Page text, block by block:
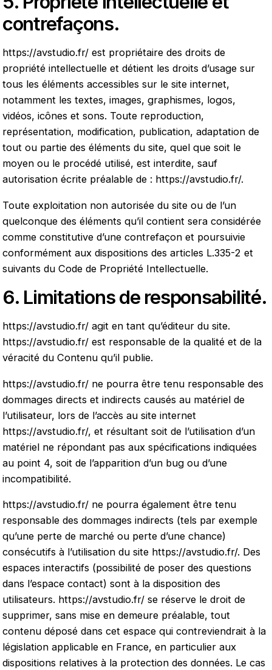
contrefaçons.
https://avstudio.fr/ est propriétaire des droits de
propriété intellectuelle et détient les droits d’usage sur
tous les éléments accessibles sur le site internet,
notamment les textes, images, graphismes, logos,
vidéos, icônes et sons. Toute reproduction,
représentation, modification, publication, adaptation de
tout ou partie des éléments du site, quel que soit le
moyen ou le procédé utilisé, est interdite, sauf
autorisation écrite préalable de : https://avstudio.fr/.
Toute exploitation non autorisée du site ou de l’un
quelconque des éléments qu’il contient sera considérée
comme constitutive d’une contrefaçon et poursuivie
conformément aux dispositions des articles L.335-2 et
suivants du Code de Propriété Intellectuelle.
6. Limitations de responsabilité.
https://avstudio.fr/ agit en tant qu’éditeur du site.
https://avstudio.fr/ est responsable de la qualité et de la
véracité du Contenu qu’il publie.
https://avstudio.fr/ ne pourra être tenu responsable des
dommages directs et indirects causés au matériel de
l’utilisateur, lors de l’accès au site internet
https://avstudio.fr/, et résultant soit de l’utilisation d’un
matériel ne répondant pas aux spécifications indiquées
au point 4, soit de l’apparition d’un bug ou d’une
incompatibilité.
https://avstudio.fr/ ne pourra également être tenu
responsable des dommages indirects (tels par exemple
qu’une perte de marché ou perte d’une chance)
consécutifs à l’utilisation du site https://avstudio.fr/. Des
espaces interactifs (possibilité de poser des questions
dans l’espace contact) sont à la disposition des
utilisateurs. https://avstudio.fr/ se réserve le droit de
supprimer, sans mise en demeure préalable, tout
contenu déposé dans cet espace qui contreviendrait à la
législation applicable en France, en particulier aux
dispositions relatives à la protection des données. Le cas